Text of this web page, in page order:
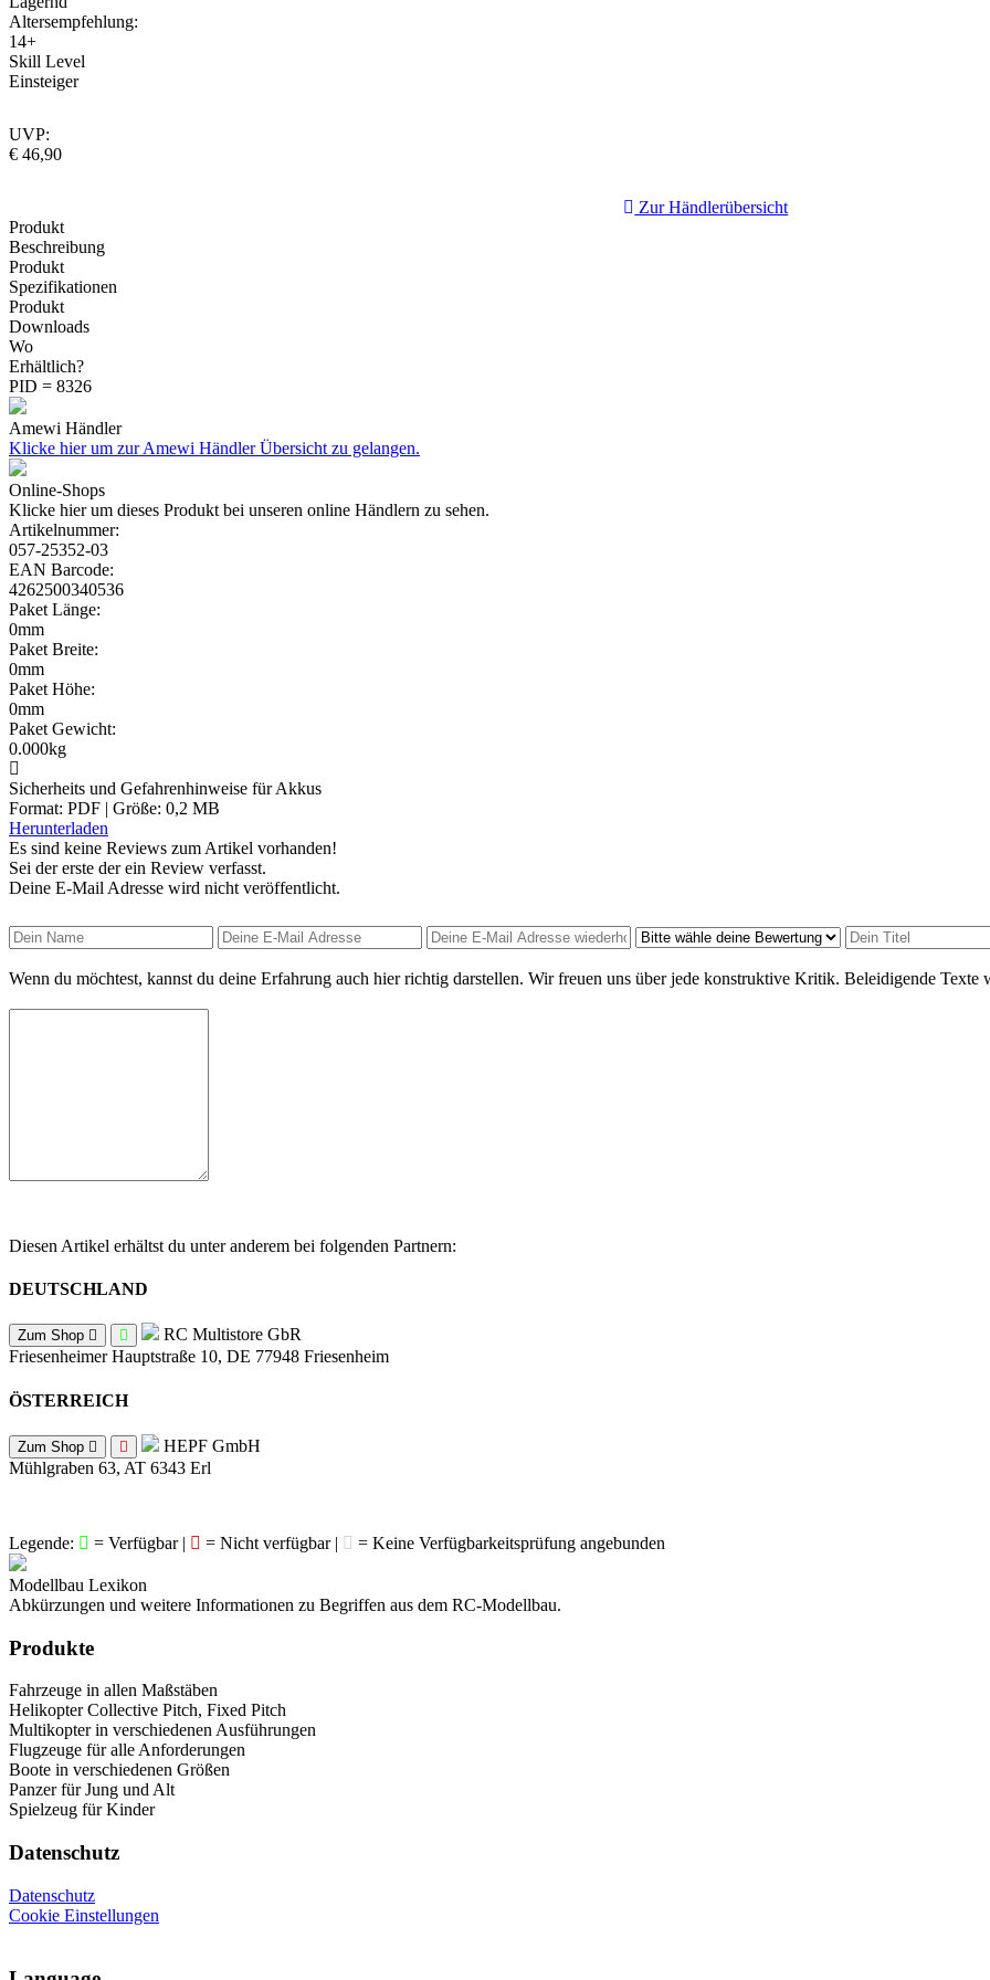
Altersempfehlung:
14+
Skill Level
Einsteiger
UVP:
€ 46,90
Zur Händlerübersicht
Produkt
Beschreibung
Produkt
Spezifikationen
Produkt
Downloads
Wo
Erhältlich?
PID = 8326
Amewi Händler
Klicke hier um zur Amewi Händler Übersicht zu gelangen.
Online-Shops
Klicke hier um dieses Produkt bei unseren online Händlern zu sehen.
Artikelnummer:
057-25352-03
EAN Barcode:
4262500340536
Paket Länge:
0mm
Paket Breite:
0mm
Paket Höhe:
0mm
Paket Gewicht:
0.000kg
Sicherheits und Gefahrenhinweise für Akkus
Format: PDF | Größe: 0,2 MB
Herunterladen
Es sind keine Reviews zum Artikel vorhanden!
Sei der erste der ein Review verfasst.
Deine E-Mail Adresse wird nicht veröffentlicht.
Wenn du möchtest, kannst du deine Erfahrung auch hier richtig darstellen. Wir freuen uns über jede konstruktive Kritik. Beleidigende
Diesen Artikel erhältst du unter anderem bei folgenden Partnern:
DEUTSCHLAND
Zum Shop
RC Multistore GbR
Friesenheimer Hauptstraße 10, DE 77948 Friesenheim
ÖSTERREICH
Zum Shop
HEPF GmbH
Mühlgraben 63, AT 6343 Erl
Legende: = Verfügbar | = Nicht verfügbar | = Keine Verfügbarkeitsprüfung angebunden
Modellbau Lexikon
Abkürzungen und weitere Informationen zu Begriffen aus dem RC-Modellbau.
Produkte
Fahrzeuge in allen Maßstäben
Helikopter Collective Pitch, Fixed Pitch
Multikopter in verschiedenen Ausführungen
Flugzeuge für alle Anforderungen
Boote in verschiedenen Größen
Panzer für Jung und Alt
Spielzeug für Kinder
Datenschutz
Datenschutz
Cookie Einstellungen